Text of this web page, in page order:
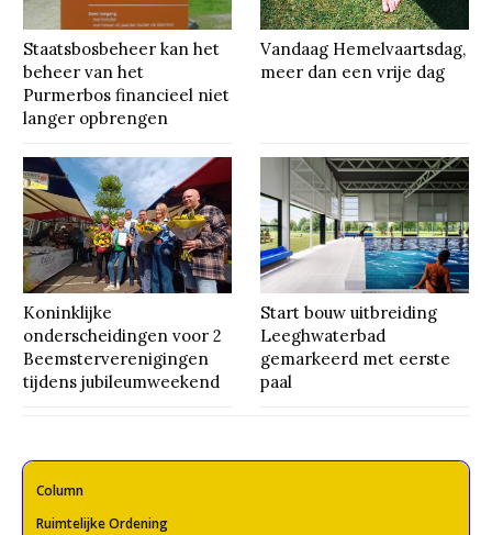
Staatsbosbeheer kan het
beheer van het
Purmerbos financieel niet
langer opbrengen
Vandaag Hemelvaartsdag,
meer dan een vrije dag
Koninklijke
onderscheidingen voor 2
Beemsterverenigingen
tijdens jubileumweekend
Start bouw uitbreiding
Leeghwaterbad
gemarkeerd met eerste
paal
Column
Ruimtelijke Ordening